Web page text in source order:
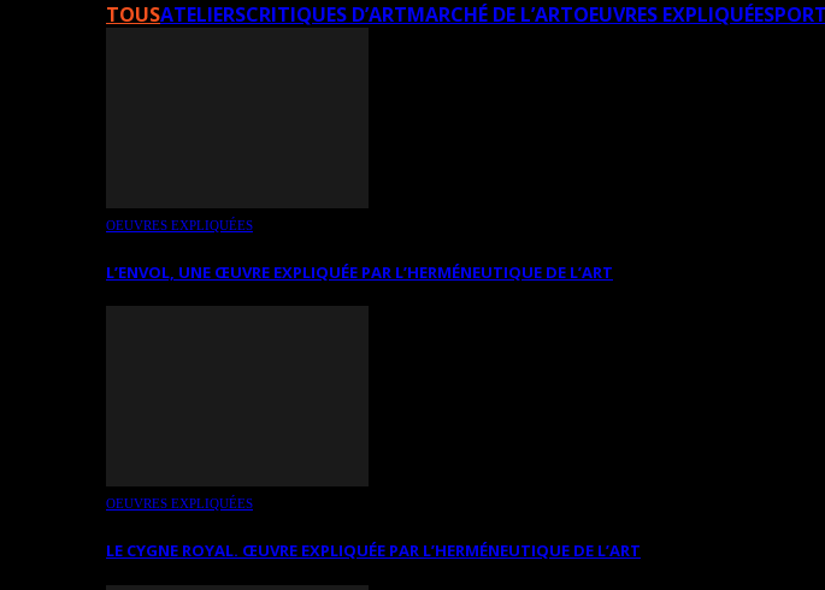
TOUSATELIERSCRITIQUES D’ARTMARCHÉ DE L’ARTOEUVRES EXPLIQUÉES
OEUVRES EXPLIQUÉES
L’ENVOL, UNE ŒUVRE EXPLIQUÉE PAR L’HERMÉNEUTIQUE DE L’ART
OEUVRES EXPLIQUÉES
LE CYGNE ROYAL. ŒUVRE EXPLIQUÉE PAR L’HERMÉNEUTIQUE DE L’ART